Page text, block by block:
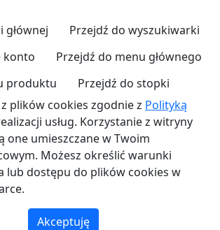
głównej
Przejdź do wyszukiwarki
konto
Przejdź do menu głównego
produktu
Przejdź do stopki
plików cookies zgodnie z Polityką
usług. Korzystanie z witryny
one umieszczane w Twoim
Możesz określić warunki
lub dostępu do plików cookies w
Akceptuję